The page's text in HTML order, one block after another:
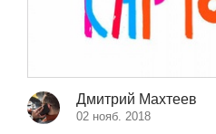
Дмитрий Махтеев
02 нояб. 2018